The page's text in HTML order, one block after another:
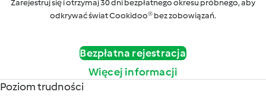
Zarejestruj się i otrzymaj 30 dni bezpłatnego okresu próbnego, aby
odkrywać świat Cookidoo® bez zobowiązań.
Bezpłatna rejestracja
Więcej informacji
Poziom trudności